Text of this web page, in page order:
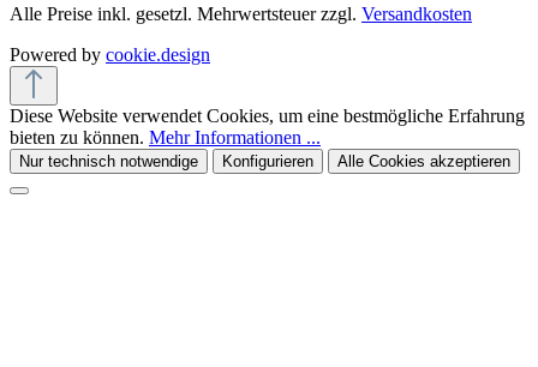
Alle Preise inkl. gesetzl. Mehrwertsteuer zzgl. Versandkosten
Powered by cookie.design
Diese Website verwendet Cookies, um eine bestmögliche Erfahrung
bieten zu können. Mehr Informationen ...
Nur technisch notwendige Konfigurieren Alle Cookies akzeptieren